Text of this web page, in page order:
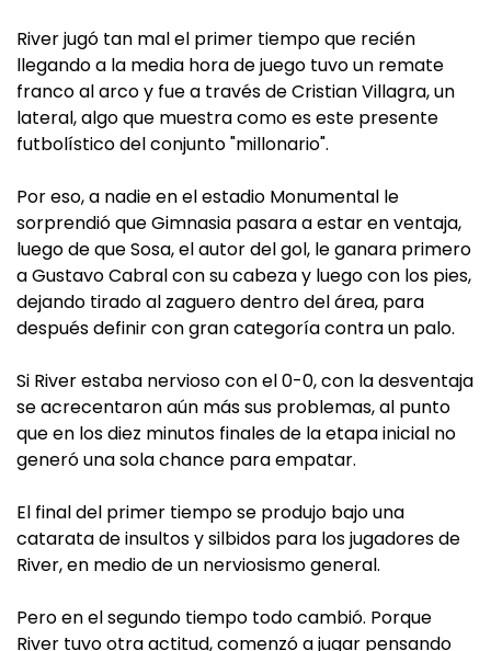
River jugó tan mal el primer tiempo que recién
llegando a la media hora de juego tuvo un remate
franco al arco y fue a través de Cristian Villagra, un
lateral, algo que muestra como es este presente
futbolístico del conjunto "millonario".
Por eso, a nadie en el estadio Monumental le
sorprendió que Gimnasia pasara a estar en ventaja,
luego de que Sosa, el autor del gol, le ganara primero
a Gustavo Cabral con su cabeza y luego con los pies,
dejando tirado al zaguero dentro del área, para
después definir con gran categoría contra un palo.
Si River estaba nervioso con el 0-0, con la desventaja
se acrecentaron aún más sus problemas, al punto
que en los diez minutos finales de la etapa inicial no
generó una sola chance para empatar.
El final del primer tiempo se produjo bajo una
catarata de insultos y silbidos para los jugadores de
River, en medio de un nerviosismo general.
Pero en el segundo tiempo todo cambió. Porque
River tuvo otra actitud, comenzó a jugar pensando